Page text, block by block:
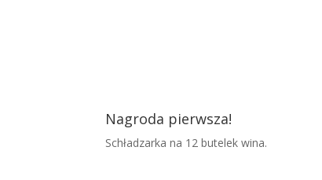
Nagroda pierwsza!
Schładzarka na 12 butelek wina.